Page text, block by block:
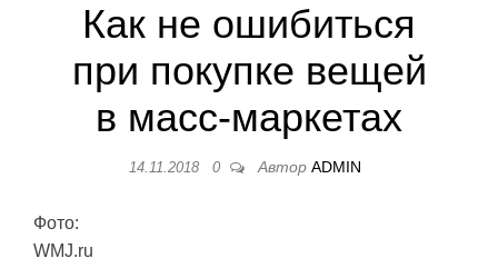
Как не ошибиться
при покупке вещей
в масс-маркетах
14.11.2018 0 Автор ADMIN
Фото:
WMJ.ru